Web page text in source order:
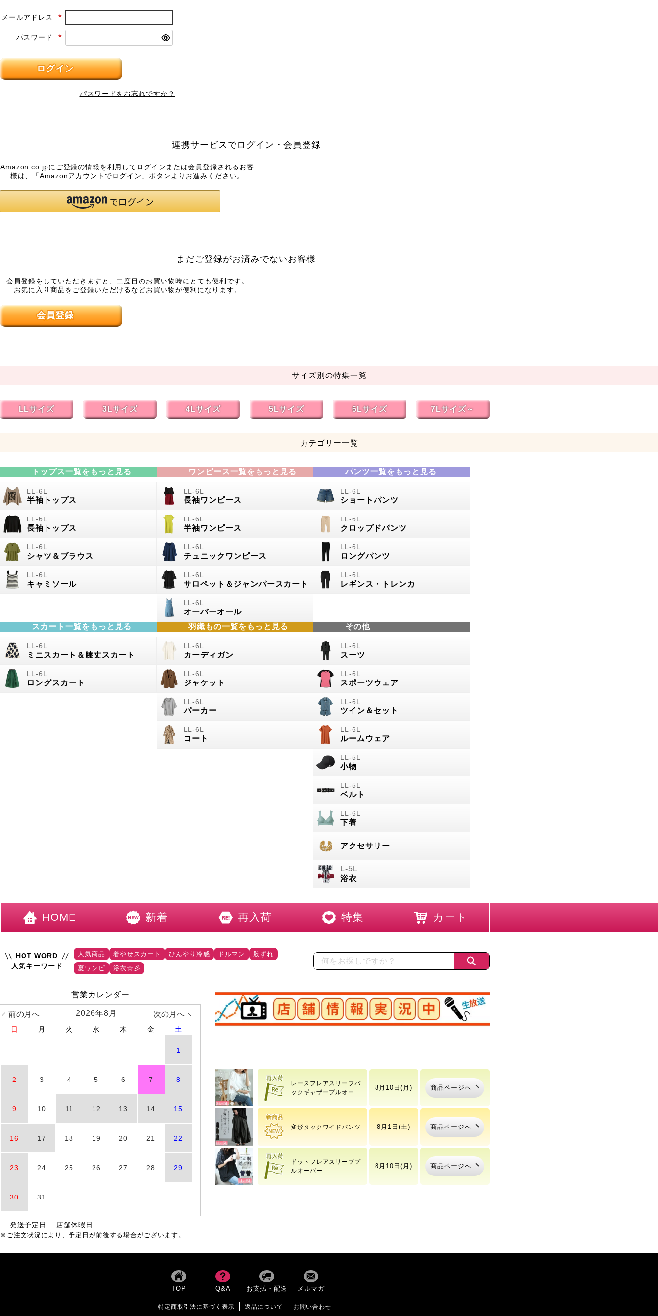
メールアドレス
(必
須)
パスワード
(必
ログイン
パスワードをお忘れですか？
連携サービスでログイン・会員登録
Amazon.co.jpにご登録の情報を利用してログインまたは会員登録されるお客
様は、「Amazonアカウントでログイン」ボタンよりお進みください。
まだご登録がお済みでないお客様
会員登録をしていただきますと、二度目のお買い物時にとても便利です。
お気に入り商品をご登録いただけるなどお買い物が便利になります。
会員登録
サイズ別の特集一覧
LLサイズ 3Lサイズ 4Lサイズ 5Lサイズ 6Lサイズ 7Lサイズ～
カテゴリー一覧
トップス一覧をもっと見る
半袖トップス
長袖トップス
シャツ＆ブラウス
キャミソール
ワンピース一覧をもっと見る
長袖ワンピース
半袖ワンピース
チュニックワンピース
サロペット＆ジャンパースカート
オーバーオール
パンツ一覧をもっと見る
ショートパンツ
クロップドパンツ
ロングパンツ
レギンス・トレンカ
スカート一覧をもっと見る
ミニスカート＆膝丈スカート
ロングスカート
羽織もの一覧をもっと見る
カーディガン
ジャケット
パーカー
コート
その他
スーツ
スポーツウェア
ツイン＆セット
ルームウェア
小物
ベルト
下着
アクセサリー
浴衣
HOME 新着 再入荷 特集 カート
HOT WORD
人気キーワード
人気商品 着やせスカート ひんやり冷感 ドルマン
股ずれ
夏ワンピ
浴衣☆彡
店舗情報実況中
レースフレアスリーブバ
ックギャザープルオーバ
8月10日(月) 商品ページへ
変形タックワイドパンツ 8月1日(土) 商品ページへ
ドットフレアスリーブプ
ルオーバー
8月10日(月) 商品ページへ
大きいサイズ レディース
ワイ
営業カレンダー
前の月へ 次の月へ
2026年8月
日 月 火 水 木 金 土
1
2 3 4 5 6 7 8
9 10 11 12 13 14 15
16 17 18 19 20 21 22
23 24 25 26 27 28 29
30 31
発送予定日 店舗休暇日
※ご注文状況により、予定日が前後する場合がございます。
TOP Q&A お支払・配送 メルマガ
特定商取引法に基づく表示 返品について お問い合わせ